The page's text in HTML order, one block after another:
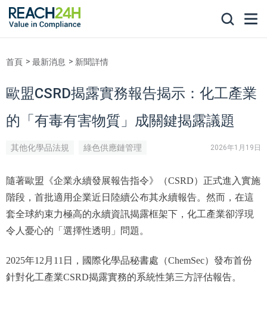
首頁 最新消息 新聞詳情
歐盟CSRD揭露實務報告揭示：化工產業
的「有毒有害物質」成關鍵揭露議題
其他化學品法規 綠色供應鏈管理 2026年1月19日
隨著歐盟《企業永續發展報告指令》（CSRD）正式進入實施
階段，首批適用企業近日陸續公布其永續報告。然而，在這
套全球約束力極高的永續資訊揭露框架下，化工產業卻浮現
令人憂心的「選擇性透明」問題。
2025年12月11日，國際化學品秘書處（ChemSec）發布首份
針對化工產業CSRD揭露實務的系統性第三方評估報告。